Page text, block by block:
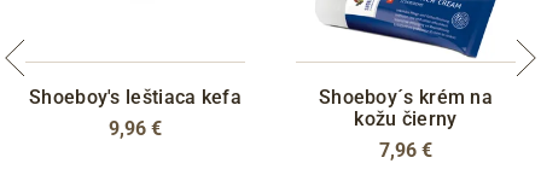
Shoeboy's leštiaca kefa
9,96 €
Shoeboy´s krém na
kožu čierny
7,96 €